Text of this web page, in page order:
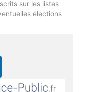
sur les listes
élections